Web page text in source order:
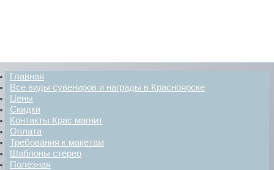
Главная
Все виды сувениров и награды в Красноярске
Цены
Скидки
Контакты Крас магнит
Оплата
Требования к макетам
Шаблоны стерео
Полезная